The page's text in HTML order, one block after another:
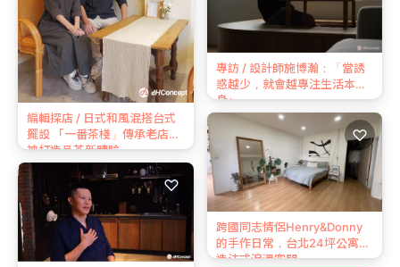
編輯探店 / 日式和風混搭台式
擺設 「一番茶棧」傳承老店精
神打造品茶新體驗
♡
專訪 / 設計師施博瀚：「當誘
惑越少，就會越專注生活本
身」
跨國同志情侶Henry&Donny
的手作日常，台北24坪公寓打
造法式浪漫空間
♡